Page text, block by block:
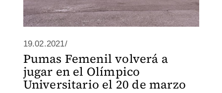
19.02.2021/
Pumas Femenil volverá a
jugar en el Olímpico
Universitario el 20 de marzo